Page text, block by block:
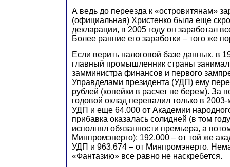
А ведь до переезда к «островитянам»
(официальная) Христенко была еще
декларации, в 2005 году он заработал
Более ранние его заработки – того же
Если верить налоговой базе данных, в
главный промышленник страны занимал
замминистра финансов и первого
Управделами президента (УДП) ему
рублей (копейки в расчет не берем). За
годовой оклад перевалил только в
УДП и еще 64.000 от Академии
прибавка оказалась солидней (в том
исполнял обязанности премьера, а
Минпромэнерго): 192.000 – от той же
УДП и 963.674 – от Минпромэнерго.
«Фантазию» все равно не наскребется.